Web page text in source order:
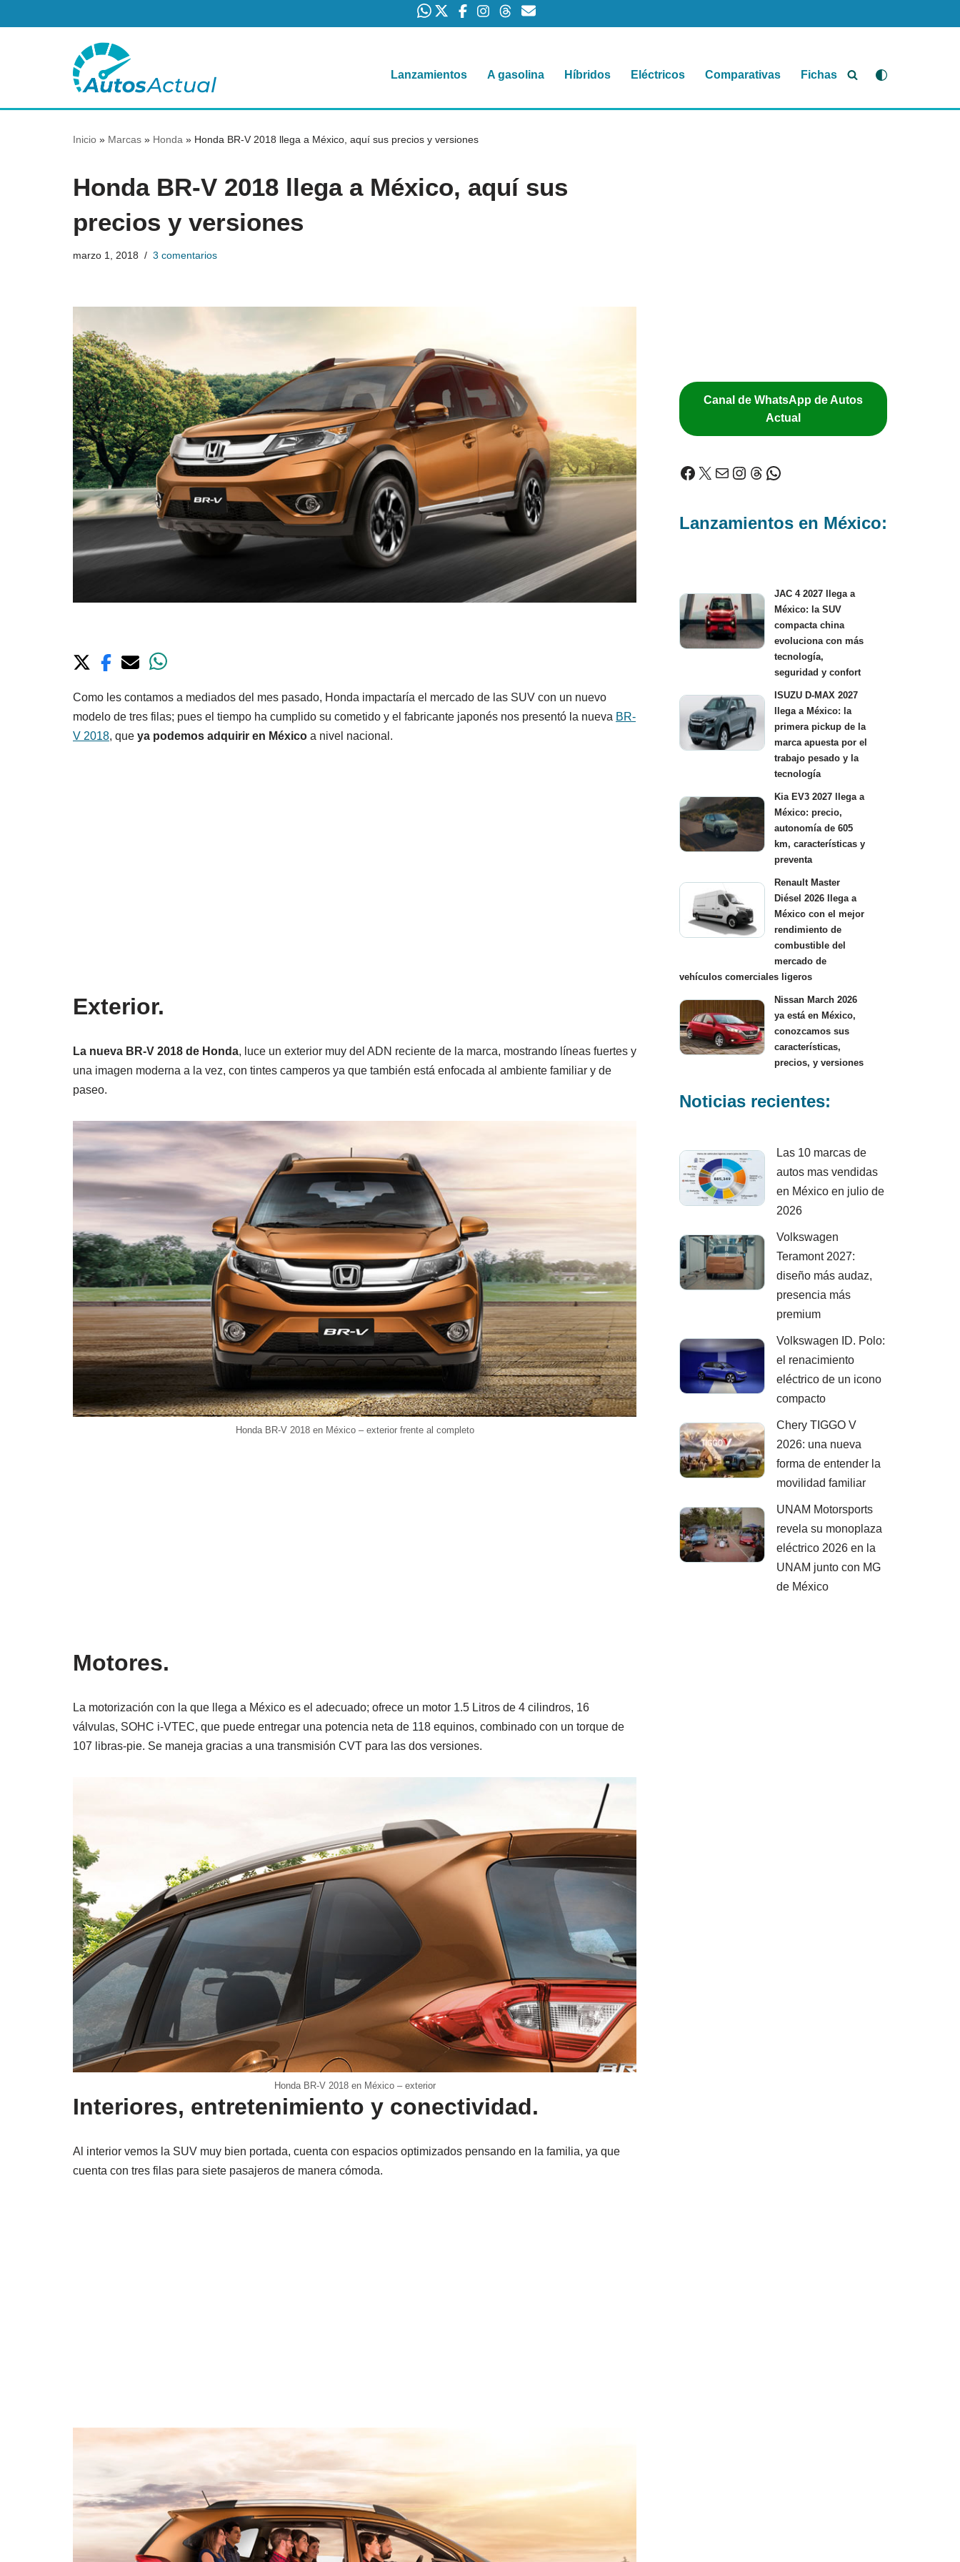
contenido
Lanzamientos A gasolina Híbridos Eléctricos Comparativas Fichas
Inicio » Marcas » Honda » Honda BR-V 2018 llega a México, aquí sus precios y versiones
Honda BR-V 2018 llega a México, aquí sus
precios y versiones
marzo 1, 2018 3 comentarios
Como les contamos a mediados del mes pasado, Honda impactaría el mercado de las SUV con un nuevo
modelo de tres filas; pues el tiempo ha cumplido su cometido y el fabricante japonés nos presentó la nueva BR-
V 2018, que ya podemos adquirir en México a nivel nacional.
Exterior.
La nueva BR-V 2018 de Honda, luce un exterior muy del ADN reciente de la marca, mostrando líneas fuertes y
una imagen moderna a la vez, con tintes camperos ya que también está enfocada al ambiente familiar y de
paseo.
Honda BR-V 2018 en México – exterior frente al completo
Motores.
La motorización con la que llega a México es el adecuado; ofrece un motor 1.5 Litros de 4 cilindros, 16
válvulas, SOHC i-VTEC, que puede entregar una potencia neta de 118 equinos, combinado con un torque de
107 libras-pie. Se maneja gracias a una transmisión CVT para las dos versiones.
Honda BR-V 2018 en México – exterior
Interiores, entretenimiento y conectividad.
Al interior vemos la SUV muy bien portada, cuenta con espacios optimizados pensando en la familia, ya que
cuenta con tres filas para siete pasajeros de manera cómoda.
Canal de WhatsApp de Autos
Actual
Lanzamientos en México:
JAC 4 2027 llega a
México: la SUV
compacta china
evoluciona con más
tecnología,
seguridad y confort
ISUZU D-MAX 2027
llega a México: la
primera pickup de la
marca apuesta por el
trabajo pesado y la
tecnología
Kia EV3 2027 llega a
México: precio,
autonomía de 605
km, características y
preventa
Renault Master
Diésel 2026 llega a
México con el mejor
rendimiento de
combustible del
mercado de
vehículos comerciales ligeros
Nissan March 2026
ya está en México,
conozcamos sus
características,
precios, y versiones
Noticias recientes:
Las 10 marcas de
autos mas vendidas
en México en julio de
2026
Volkswagen
Teramont 2027:
diseño más audaz,
presencia más
premium
Volkswagen ID. Polo:
el renacimiento
eléctrico de un icono
compacto
Chery TIGGO V
2026: una nueva
forma de entender la
movilidad familiar
UNAM Motorsports
revela su monoplaza
eléctrico 2026 en la
UNAM junto con MG
de México